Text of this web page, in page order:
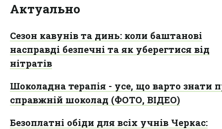
Актуально
Сезон кавунів та динь: коли баштанові
насправді безпечні та як уберегтися від
нітратів
Шоколадна терапія - усе, що варто знати
справжній шоколад (ФОТО, ВІДЕО)
Безоплатні обіди для всіх учнів Черкас: